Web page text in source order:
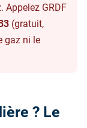
Appelez GRDF
(gratuit,
gaz ni le
? Le